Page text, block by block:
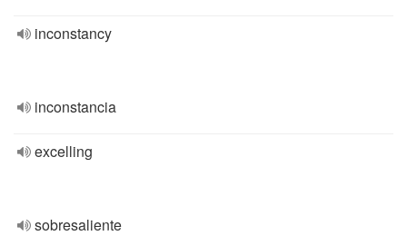
inconstancy
inconstancia
excelling
sobresaliente